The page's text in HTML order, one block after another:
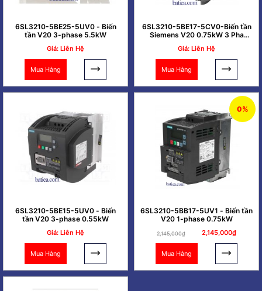
6SL3210-5BE25-5UV0 - Biến
tần V20 3-phase 5.5kW
Giá: Liên Hệ
Mua Hàng
6SL3210-5BE17-5CV0-Biến tần
Siemens V20 0.75kW 3 Pha
Giá: Liên Hệ
Mua Hàng
6SL3210-5BE15-5UV0 - Biến
tần V20 3-phase 0.55kW
Giá: Liên Hệ
Mua Hàng
0%
6SL3210-5BB17-5UV1 - Biến tần
V20 1-phase 0.75kW
2,145,000₫ 2,145,000₫
Mua Hàng